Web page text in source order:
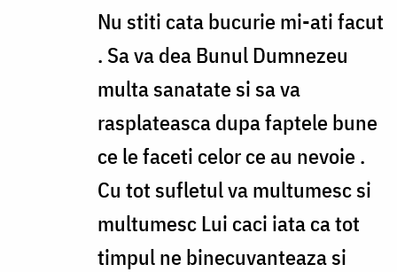
to
Gabriela,
pomeni
eu
by
andrei.atudori
Nu stiti cata bucurie mi-ati facut
. Sa va dea Bunul Dumnezeu
multa sanatate si sa va
rasplateasca dupa faptele bune
ce le faceti celor ce au nevoie .
Cu tot sufletul va multumesc si
multumesc Lui caci iata ca tot
timpul ne binecuvanteaza si